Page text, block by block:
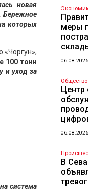
новая
Бережное
которых
«Чоргун»,
100 тонн
и уход за
система
меры
Общество
Центр
В